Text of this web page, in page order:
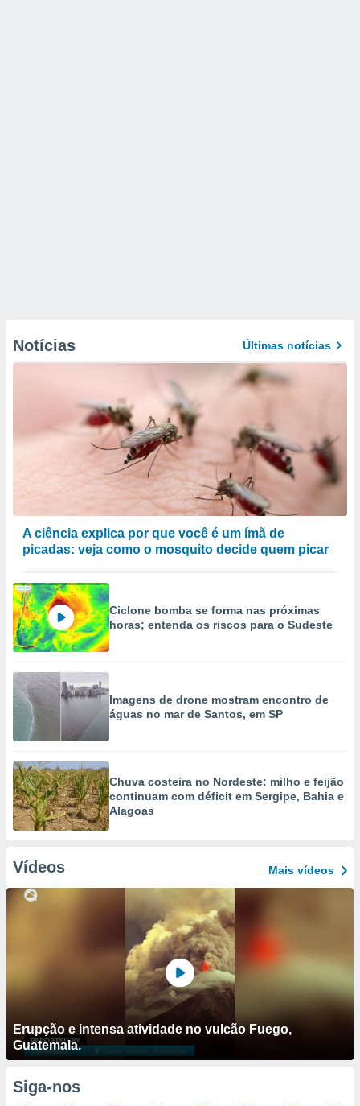
Notícias Últimas notícias
A ciência explica por que você é um ímã de
picadas: veja como o mosquito decide quem picar
Ciclone bomba se forma nas próximas
horas; entenda os riscos para o Sudeste
Imagens de drone mostram encontro de
águas no mar de Santos, em SP
Chuva costeira no Nordeste: milho e feijão
continuam com déficit em Sergipe, Bahia e
Alagoas
Vídeos Mais vídeos
Erupção e intensa atividade no vulcão Fuego,
Guatemala.
Siga-nos